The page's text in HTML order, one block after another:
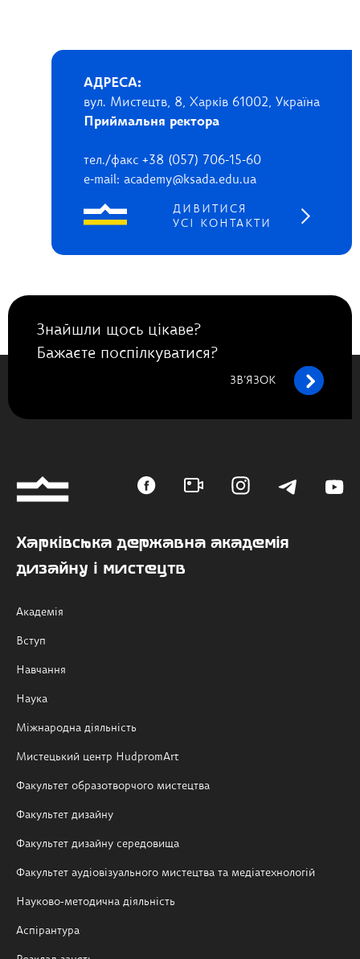
АДРЕСА:
вул. Мистецтв, 8, Харків 61002, Україна
Приймальня ректора
тел./факс +38 (057) 706-15-60
e-mail: academy@ksada.edu.ua
ДИВИТИСЯ
УСІ КОНТАКТИ
Знайшли щось цікаве?
Бажаєте поспілкуватися?
ЗВ’ЯЗОК
Харківська державна академія
дизайну і мистецтв
Академія
Вступ
Навчання
Наука
Міжнародна діяльність
Мистецький центр HudpromArt
Факультет образотворчого мистецтва
Факультет дизайну
Факультет дизайну середовища
Факультет аудіовізуального мистецтва та медіатехнологій
Науково-методична діяльність
Аспірантура